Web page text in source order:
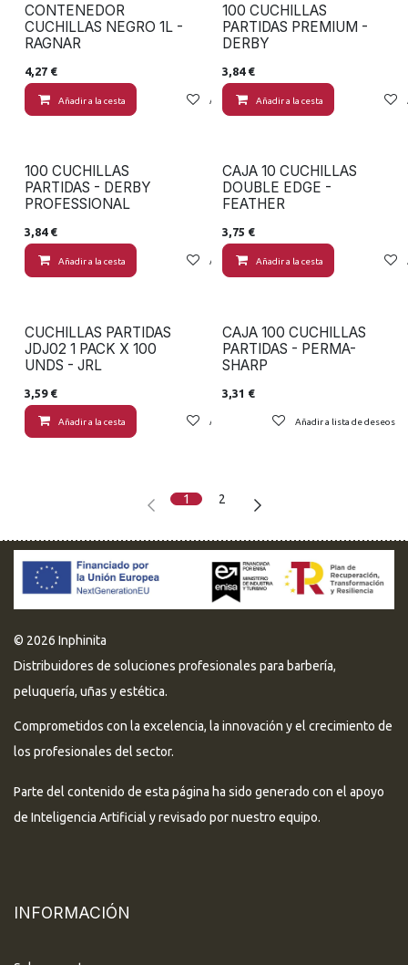
CONTENEDOR
CUCHILLAS NEGRO 1L -
RAGNAR
4,27 €
Añadir a la cesta Añadir a lista de deseos
100 CUCHILLAS
PARTIDAS PREMIUM -
DERBY
3,84€
Añadir a la cesta
100 CUCHILLAS
PARTIDAS - DERBY
PROFESSIONAL
3,84€
Añadir a la cesta Añadir a lista de deseos
CAJA 10 CUCHILLAS
DOUBLE EDGE -
FEATHER
3,75 €
Añadir a la cesta
CUCHILLAS PARTIDAS
JDJ02 1 PACK X 100
UNDS - JRL
3,59€
Añadir a la cesta Añadir a lista de deseos
CAJA 100 CUCHILLAS
PARTIDAS - PERMA-
SHARP
3,31 €
Añadir a lista de deseos
1 2
© 2026 Inphinita
Distribuidores de soluciones profesionales para barbería,
peluquería, uñas y estética.
Comprometidos con la excelencia, la innovación y el crecimiento de
los profesionales del sector.
Parte del contenido de esta página ha sido generado con el apoyo
de Inteligencia Artificial y revisado por nuestro equipo.
INFORMACIÓN